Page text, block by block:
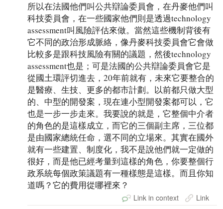
所以在法國他們叫公共辯論委員會，在丹麥他們叫
科技委員會，在一些國家他們則是透過technology
assessment叫風險評估來做。當然這些機制背後有
它不同的政治形成脈絡，像丹麥科技委員會它會做
比較多是跟科技風險有關的議題，然後technology
assessment也是；可是法國的公共辯論委員會它是
從國土環評切進去，20年前就有，未來它要整合的
是醫療、生技、更多的都市計劃。以前都只做大型
的、中型的開發案，現在連小型開發案都可以，它
也是一步一步走來。我要說的就是，它整個中介者
的角色的是這樣成立，而它的三個副主席，三位都
是由國家總統任命，選不同的立場來。其實在國外
就有一些建置、制度化，我不是說他們就一定做的
很好，而是他已經考量到這樣的角色，你要整個行
政系統每個政策議題有一種樣態是這樣。而且你知
道嗎？它的費用從哪裡來？
Link in context Link